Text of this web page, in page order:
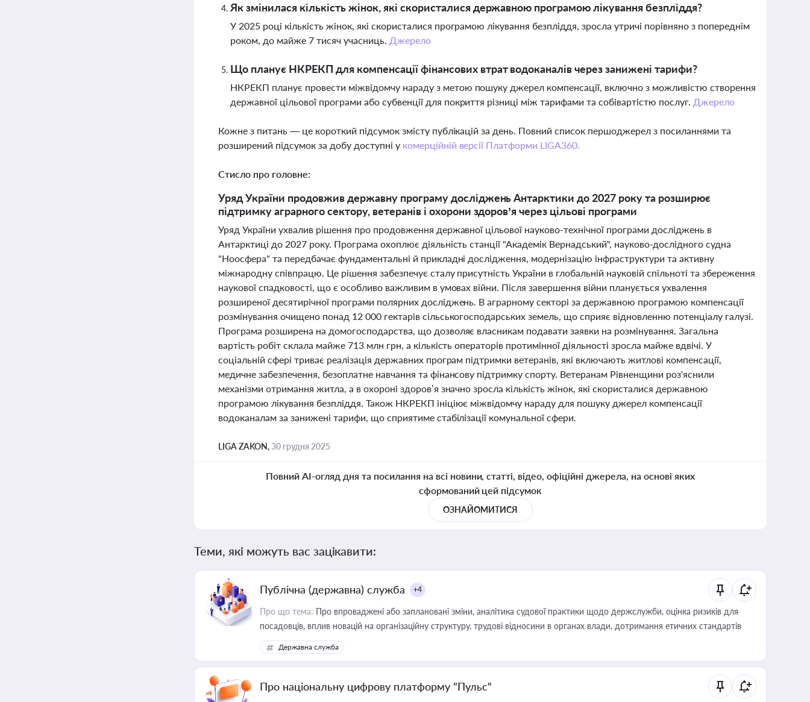
Як змінилася кількість жінок, які скористалися державною програмою лікування безпліддя?
У 2025 році кількість жінок, які скористалися програмою лікування безпліддя, зросла утричі порівняно з попереднім
роком, до майже 7 тисяч учасниць. Джерело
Що планує НКРЕКП для компенсації фінансових втрат водоканалів через занижені тарифи?
НКРЕКП планує провести міжвідомчу нараду з метою пошуку джерел компенсації, включно з можливістю створення
державної цільової програми або субвенції для покриття різниці між тарифами та собівартістю послуг. Джерело
Кожне з питань — це короткий підсумок змісту публікацій за день. Повний список першоджерел з посиланнями та
розширений підсумок за добу доступні у комерційній версії Платформи LIGA360.
Стисло про головне:
Уряд України продовжив державну програму досліджень Антарктики до 2027 року та розширює
підтримку аграрного сектору, ветеранів і охорони здоров’я через цільові програми
Уряд України ухвалив рішення про продовження державної цільової науково-технічної програми досліджень в
Антарктиці до 2027 року. Програма охоплює діяльність станції "Академік Вернадський", науково-дослідного судна
"Ноосфера" та передбачає фундаментальні й прикладні дослідження, модернізацію інфраструктури та активну
міжнародну співпрацю. Це рішення забезпечує сталу присутність України в глобальній науковій спільноті та збереження
наукової спадковості, що є особливо важливим в умовах війни. Після завершення війни планується ухвалення
розширеної десятирічної програми полярних досліджень. В аграрному секторі за державною програмою компенсації
розмінування очищено понад 12 000 гектарів сільськогосподарських земель, що сприяє відновленню потенціалу галузі.
Програма розширена на домогосподарства, що дозволяє власникам подавати заявки на розмінування. Загальна
вартість робіт склала майже 713 млн грн, а кількість операторів протимінної діяльності зросла майже вдвічі. У
соціальній сфері триває реалізація державних програм підтримки ветеранів, які включають житлові компенсації,
медичне забезпечення, безоплатне навчання та фінансову підтримку спорту. Ветеранам Рівненщини роз'яснили
механізми отримання житла, а в охороні здоров’я значно зросла кількість жінок, які скористалися державною
програмою лікування безпліддя. Також НКРЕКП ініціює міжвідомчу нараду для пошуку джерел компенсації
водоканалам за занижені тарифи, що сприятиме стабілізації комунальної сфери.
LIGA ZAKON,30 грудня 2025
Повний AI-огляд дня та посилання на всі новини, статті, відео, офіційні джерела, на основі яких
сформований цей підсумок
ОЗНАЙОМИТИСЯ
Теми, які можуть вас зацікавити:
Публічна (державна) служба +4
Про що тема: Про впроваджені або заплановані зміни, аналітика судової практики щодо держслужби, оцінка ризиків для
посадовців, вплив новацій на організаційну структуру, трудові відносини в органах влади, дотримання етичних стандартів
Державна служба
Про національну цифрову платформу "Пульс"